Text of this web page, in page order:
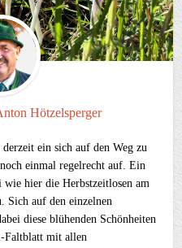
Hötzelsperger
ein sich auf den Weg zu
einmal regelrecht auf. Ein
wie hier die Herbstzeitlosen am
Sich auf den einzelnen
diese blühenden Schönheiten
Faltblatt mit allen